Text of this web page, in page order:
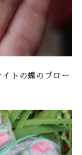
トの蝶のブロー